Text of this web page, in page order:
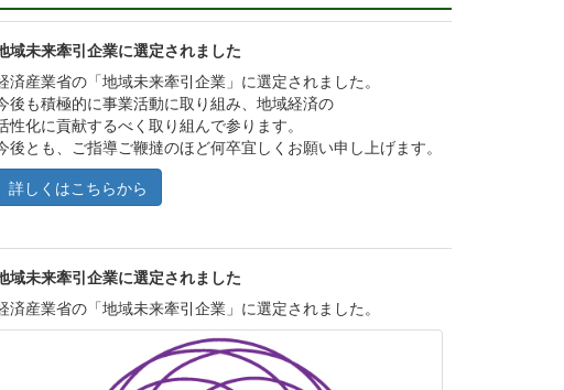
域未来牽引企業に選定されました
済産業省の「地域未来牽引企業」に選定されました。
後も積極的に事業活動に取り組み、地域経済の
性化に貢献するべく取り組んで参ります。
後とも、ご指導ご鞭撻のほど何卒宜しくお願い申し上げます。
詳しくはこちらから
域未来牽引企業に選定されました
済産業省の「地域未来牽引企業」に選定されました。